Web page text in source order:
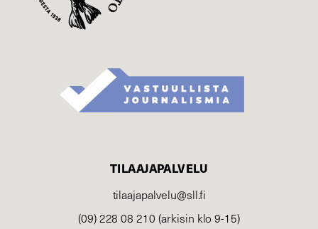
TILAAJAPALVELU
tilaajapalvelu@sll.fi
(09) 228 08 210 (arkisin klo 9-15)